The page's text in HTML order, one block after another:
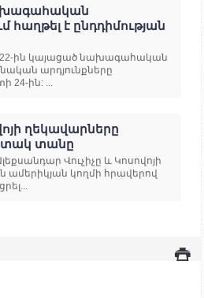
հաղթել է ընդդիմության
ին կայացած նախագահական
արդյունքները
ին: ...
ղեկավարները
տանը
Վուչիչը և Կոսովոյի
ամերիկյան կողմի հրավերով